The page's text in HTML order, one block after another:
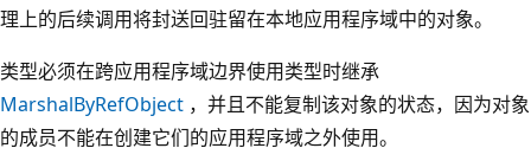
理上的后续调用将封送回驻留在本地应用程序域中的对象。
类型必须在跨应用程序域边界使用类型时继承
MarshalByRefObject ，并且不能复制该对象的状态，因为对象
的成员不能在创建它们的应用程序域之外使用。